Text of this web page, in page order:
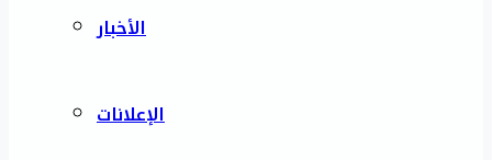
الأخبار
الإعلانات